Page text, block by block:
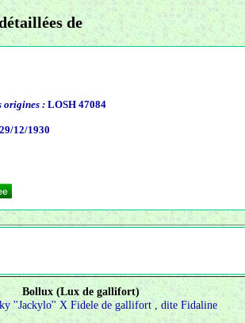
de
origines :LOSH 47084
29/12/1930
Bollux (Lux de gallifort)
''Jackylo'' XFidele de gallifort , dite Fidaline